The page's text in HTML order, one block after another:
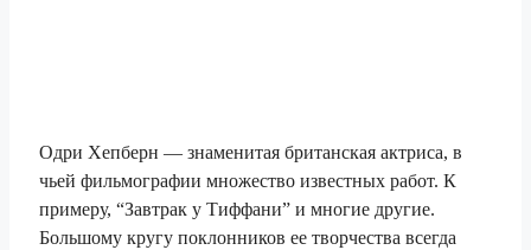
Одри Хепберн — знаменитая британская актриса, в
чьей фильмографии множество известных работ. К
примеру, “Завтрак у Тиффани” и многие другие.
Большому кругу поклонников ее творчества всегда